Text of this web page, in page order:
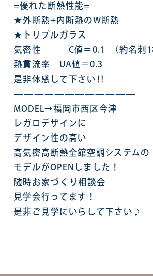
=優れた断熱性能=
★外断熱+内断熱のW断熱
★トリプルガラス
気密性 C値＝0.1
（約名刺1
熱貫流率 UA値＝0.3
是非体感して下さい‼︎
————————————
MODEL→福岡市西区今津
レガロデザインに
デザイン性の高い
高気密高断熱全館空調システムの
モデルがOPENしました！
随時お家づくり相談会
見学会行ってます！
是非ご見学にいらして下さい♪